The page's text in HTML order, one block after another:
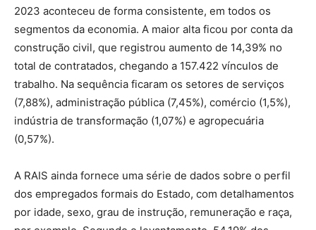
2023 aconteceu de forma consistente, em todos os
segmentos da economia. A maior alta ficou por conta da
construção civil, que registrou aumento de 14,39% no
total de contratados, chegando a 157.422 vínculos de
trabalho. Na sequência ficaram os setores de serviços
(7,88%), administração pública (7,45%), comércio (1,5%),
indústria de transformação (1,07%) e agropecuária
(0,57%).
A RAIS ainda fornece uma série de dados sobre o perfil
dos empregados formais do Estado, com detalhamentos
por idade, sexo, grau de instrução, remuneração e raça,